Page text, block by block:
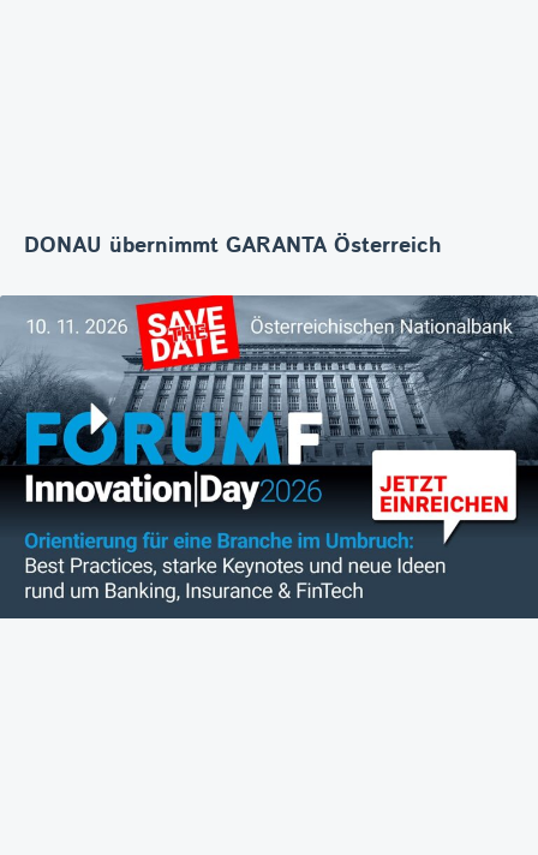
DONAU übernimmt GARANTA Österreich